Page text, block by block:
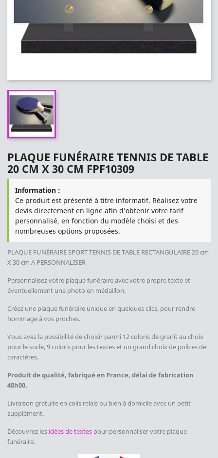
PLAQUE FUNÉRAIRE TENNIS DE TABLE
20 CM X 30 CM FPF10309
Information :
Ce produit est présenté à titre informatif. Réalisez votre
devis directement en ligne afin d’obtenir votre tarif
personnalisé, en fonction du modèle choisi et des
nombreuses options proposées.
PLAQUE FUNÉRAIRE SPORT TENNIS DE TABLE RECTANGULAIRE 20 cm
X 30 cm A PERSONNALISER
Personnalisez votre plaque funéraire avec votre propre texte et
éventuellement une photo en médaillon.
Créez une plaque funéraire unique en quelques clics, pour rendre
hommage à vos proches.
Vous avez la possibilité de choisir parmi 12 coloris de granit au choix
pour le socle, 9 coloris pour les textes et un grand choix de polices de
caractères.
Produit de qualité, fabriqué en France, délai de fabrication
48h00.
Livraison gratuite en colis relais ou bien à domicile avec un petit
supplément.
Découvrez les idées de textes pour personnaliser votre plaque
funéraire.